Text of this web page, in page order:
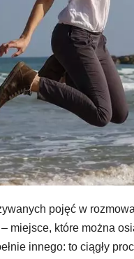
pojęć w
które można
innego: to ciągły